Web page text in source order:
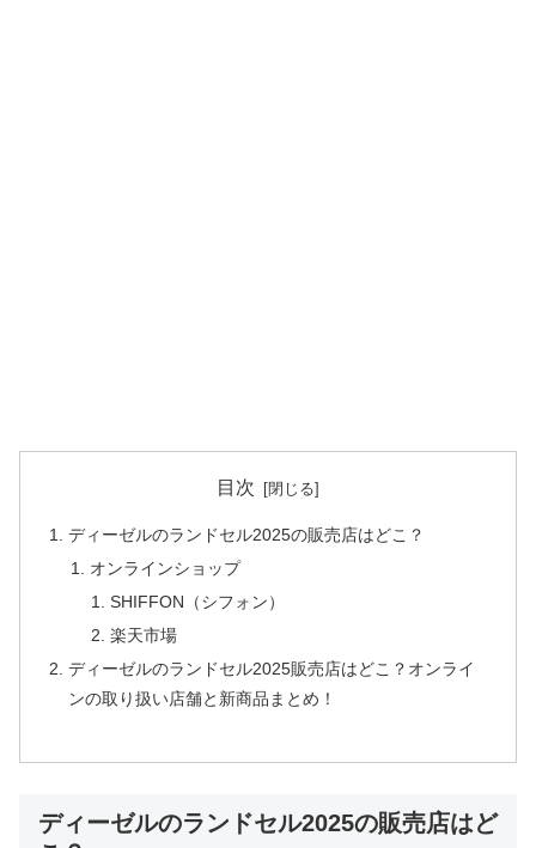
目次
ディーゼルのランドセル2025の販売店はどこ？
オンラインショップ
SHIFFON（シフォン）
楽天市場
ディーゼルのランドセル2025販売店はどこ？オンライ
ンの取り扱い店舗と新商品まとめ！
ディーゼルのランドセル2025の販売店はど